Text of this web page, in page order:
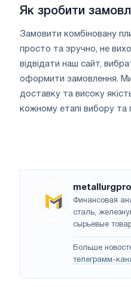
Як зробити
Замовити комбіновану
просто та зручно, не
відвідати наш сайт,
оформити замовлення.
доставку та високу
кожному етапі вибору та
Финансовая
сталь,
сырьевые
Больше
телеграмм-